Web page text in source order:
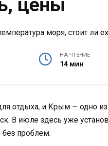
цены
НА ЧТЕНИЕ
14 мин
отдыха, и Крым — одно
В июле здесь уже
без проблем.